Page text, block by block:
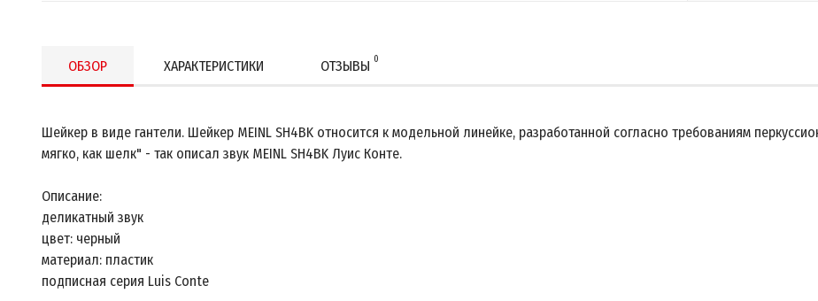
ОБЗОР ХАРАКТЕРИСТИКИ ОТЗЫВЫ 0
Шейкер в виде гантели. Шейкер MEINL SH4BK относится к модельной линейке, разработанной согласно требованиям
мягко, как шелк" - так описал звук MEINL SH4BK Луис Конте.
Описание:
деликатный звук
цвет: черный
материал: пластик
подписная серия Luis Conte